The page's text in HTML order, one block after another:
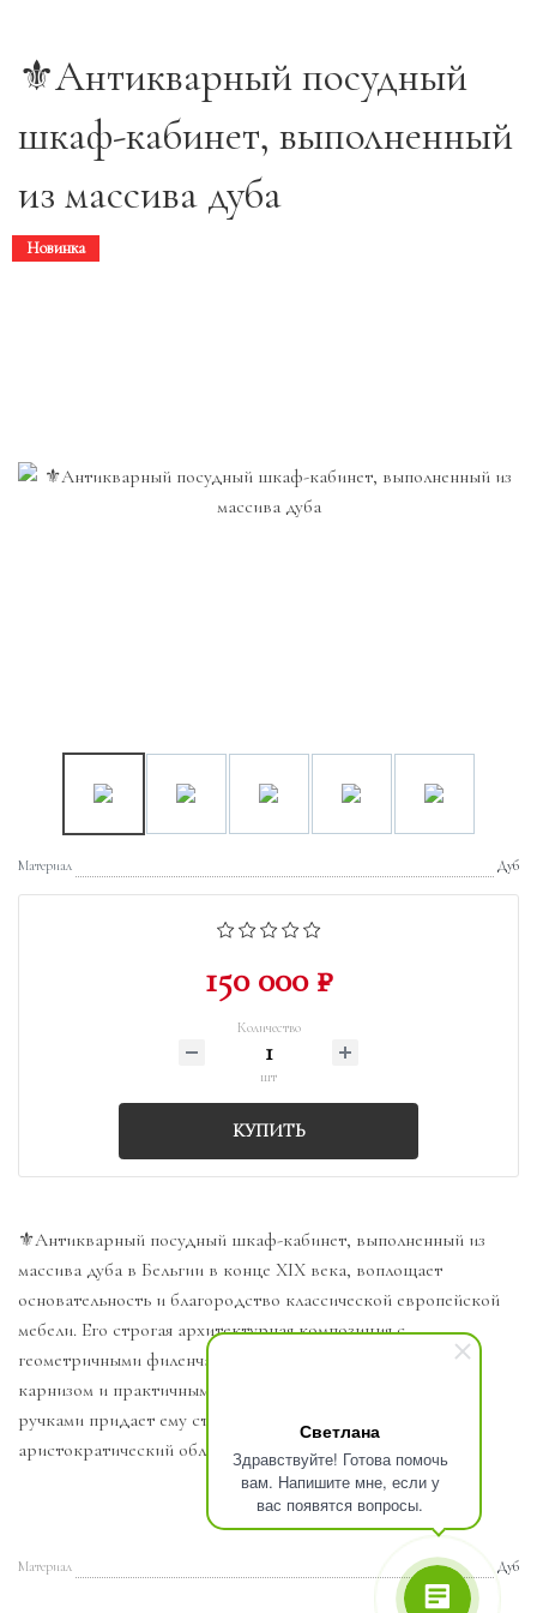
Светлана
Здравствуйте! Готова помочь
вам. Напишите мне, если у
вас появятся вопросы.
⚜️Антикварный посудный
шкаф-кабинет, выполненный
из массива дуба
Новинка
Материал Дуб
150 000 ₽
Количество
шт
КУПИТЬ
⚜️Антикварный посудный шкаф-кабинет, выполненный из
массива дуба в Бельгии в конце XIX века, воплощает
основательность и благородство классической европейской
мебели. Его строгая архитектурная композиция с
геометричными филенчатыми дверцами, изящным резным
карнизом и практичными нижними ящиками с точеными
ручками придает ему статусный, добротный и солидный
аристократический облик.
Материал Дуб